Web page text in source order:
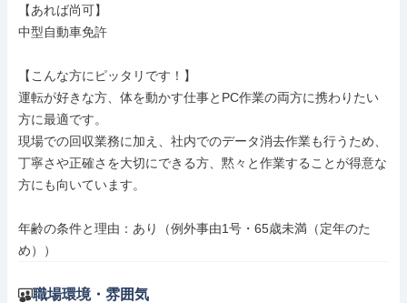
【あれば尚可】
中型自動車免許
【こんな方にピッタリです！】
運転が好きな方、体を動かす仕事とPC作業の両方に携わりたい
方に最適です。
現場での回収業務に加え、社内でのデータ消去作業も行うため、
丁寧さや正確さを大切にできる方、黙々と作業することが得意な
方にも向いています。
年齢の条件と理由：あり（例外事由1号・65歳未満（定年のた
め））
職場環境・雰囲気